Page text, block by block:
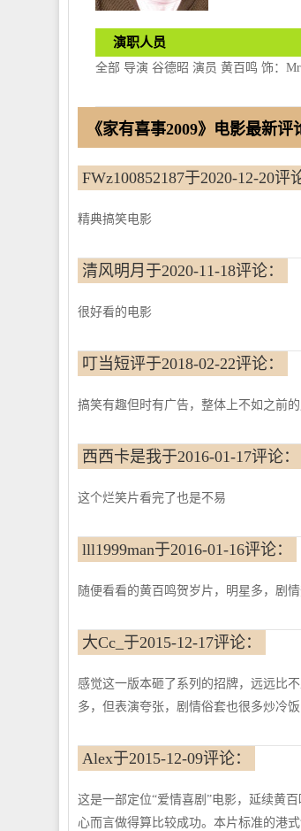
演职人员
全部 导演 谷德昭 演员 黄百鸣 饰：
《家有喜事2009》电影最新评
FWz100852187于2020-12-20评
精典搞笑电影
清风明月于2020-11-18评论：
很好看的电影
叮当短评于2018-02-22评论：
搞笑有趣但时有广告，整体上不如之前
西西卡是我于2016-01-17评论：
这个烂笑片看完了也是不易
lll1999man于2016-01-16评论：
随便看看的黄百鸣贺岁片，明星多，剧
大Cc_于2015-12-17评论：
感觉这一版本砸了系列的招牌，远远比
多，但表演夸张，剧情俗套也很多炒冷
Alex于2015-12-09评论：
这是一部定位“爱情喜剧”电影，延续黄
心而言做得算比较成功。本片标准的港